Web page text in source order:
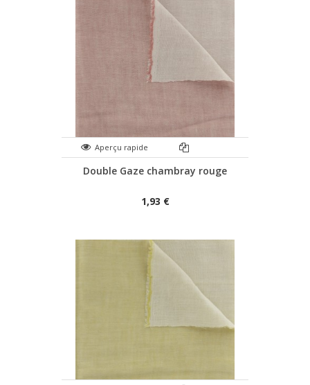
Aperçu rapide
Double Gaze chambray rouge
1,93 €